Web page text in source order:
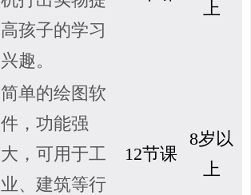
高孩子的学习
兴趣。
上
简单的绘图软
件，功能强
大，可用于工
业、建筑等行
12节课
8岁以
上